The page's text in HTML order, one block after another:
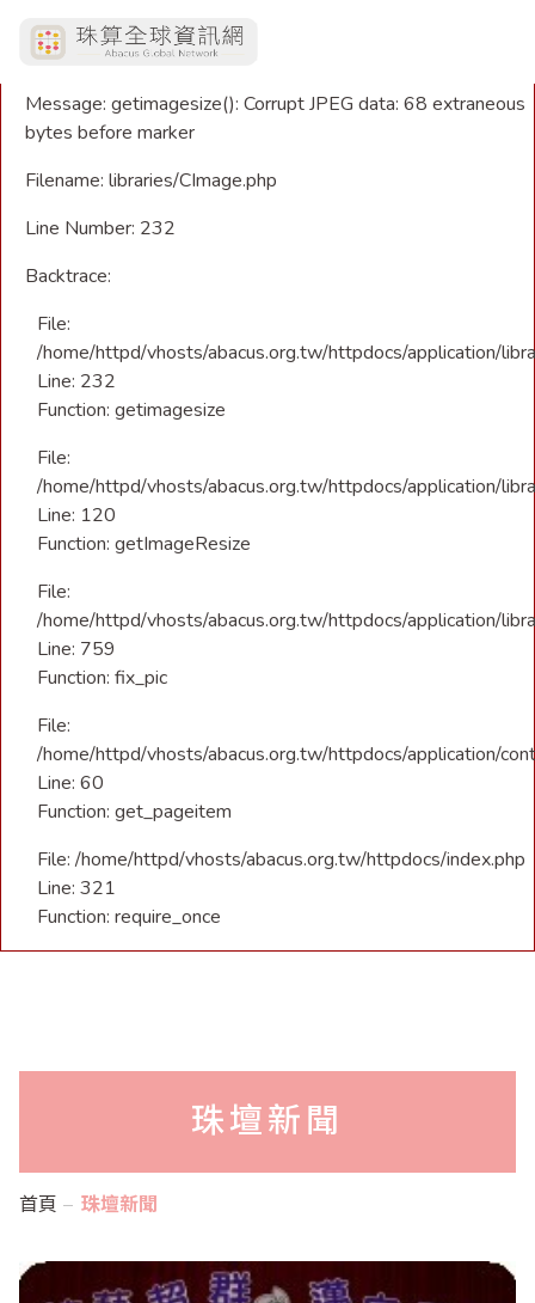
A PHP Error was encountered
Severity: Warning
Message: getimagesize(): Corrupt JPEG data: 68 extraneous
bytes before marker
Filename: libraries/CImage.php
Line Number: 232
Backtrace:
File:
/home/httpd/vhosts/abacus.org.tw/httpdocs/application/
Line: 232
Function: getimagesize
File:
/home/httpd/vhosts/abacus.org.tw/httpdocs/application/
Line: 120
Function: getImageResize
File:
/home/httpd/vhosts/abacus.org.tw/httpdocs/application/
Line: 759
Function: fix_pic
File:
/home/httpd/vhosts/abacus.org.tw/httpdocs/application/
Line: 60
Function: get_pageitem
File: /home/httpd/vhosts/abacus.org.tw/httpdocs/index.php
Line: 321
Function: require_once
珠壇新聞
首頁 珠壇新聞